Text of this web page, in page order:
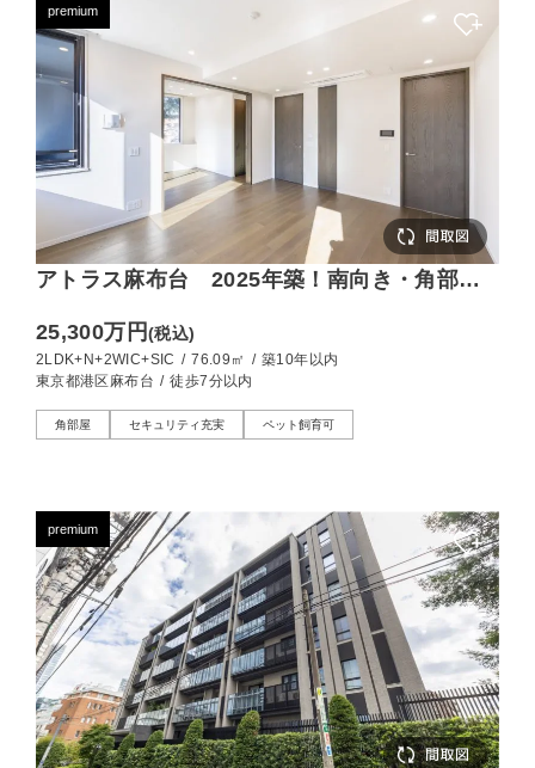
premium
アトラス麻布台 2025年築！南向き・角部屋
25,300万円(税込)
2LDK+N+2WIC+SIC / 76.09㎡ / 築10年以内
東京都港区麻布台 / 徒歩7分以内
角部屋 セキュリティ充実 ペット飼育可
premium